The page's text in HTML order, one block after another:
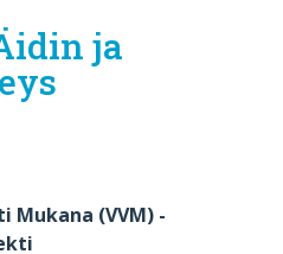
ja
Mukana (VVM) -